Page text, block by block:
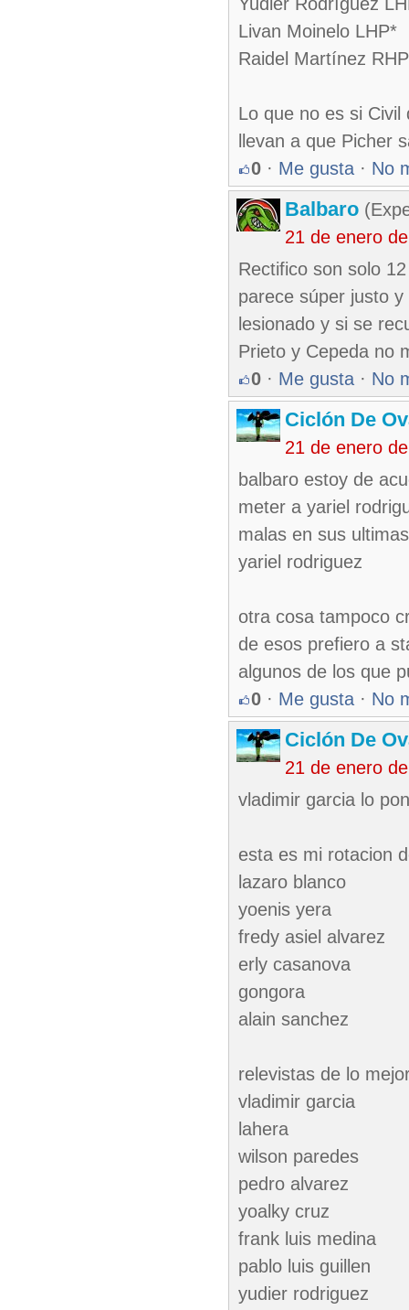
Livan Moinelo LHP*
Raidel Martínez
Lo que no es si
llevan a que Picher
0 · Me gusta · No
Balbaro
21 de enero
Rectifico son solo
parece súper justo
lesionado y si se
Prieto y Cepeda no
0 · Me gusta · No
Ciclón De
21 de enero
balbaro estoy de
meter a yariel
malas en sus
yariel rodriguez
otra cosa tampoco
de esos prefiero a
algunos de los que
0 · Me gusta · No
Ciclón De
21 de enero
vladimir garcia lo
esta es mi rotacion
lazaro blanco
yoenis yera
fredy asiel alvarez
erly casanova
gongora
alain sanchez
relevistas de lo
vladimir garcia
lahera
wilson paredes
pedro alvarez
yoalky cruz
frank luis medina
pablo luis guillen
yudier rodriguez